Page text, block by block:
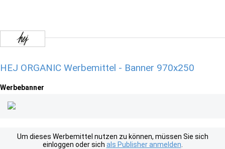
HEJ ORGANIC Werbemittel - Banner 970x250
Werbebanner
Um dieses Werbemittel nutzen zu können, müssen Sie sich
einloggen oder sich als Publisher anmelden